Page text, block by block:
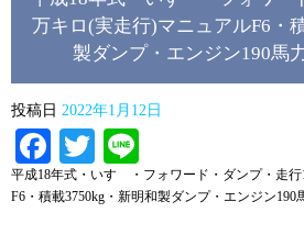
万キロ(実走行)マニュアルF6・
製ダンプ・エンジン190馬
投稿日 2022年1月12日
Facebook
Twitter
平成18年式・いすゞ・フォワード・ダンプ・走
F6・積載3750kg・新明和製ダンプ・エンジン190